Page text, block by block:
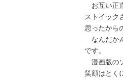
お互い正
ストイック
思ったから
なんだか
です。
漫画版の
笑顔はとく